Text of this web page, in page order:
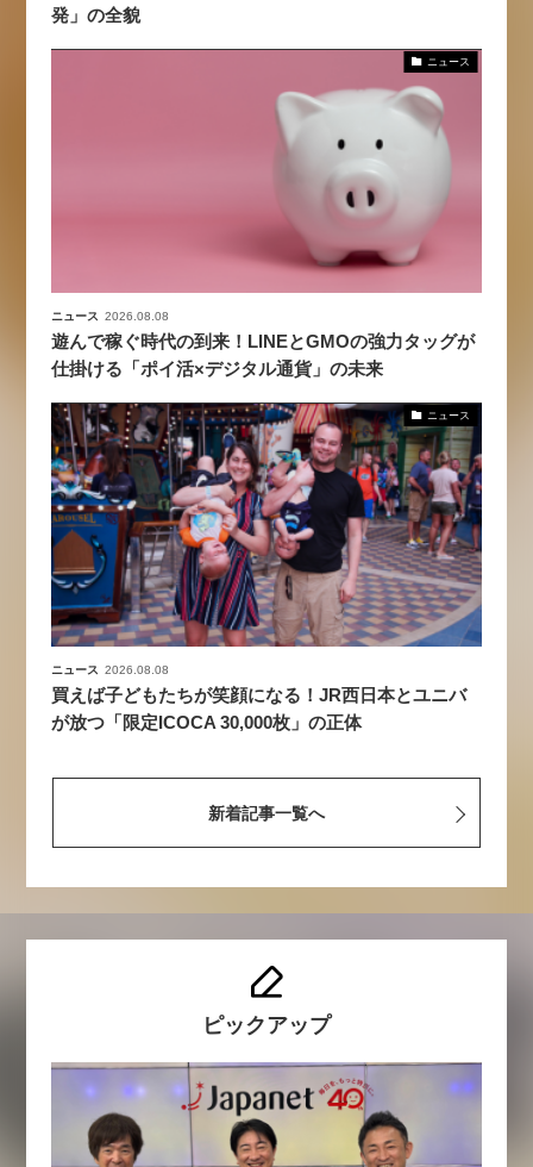
発」の全貌
ニュース
ニュース 2026.08.08
遊んで稼ぐ時代の到来！LINEとGMOの強力タッグが
仕掛ける「ポイ活×デジタル通貨」の未来
ニュース
ニュース 2026.08.08
買えば子どもたちが笑顔になる！JR西日本とユニバ
が放つ「限定ICOCA 30,000枚」の正体
新着記事一覧へ
ピックアップ